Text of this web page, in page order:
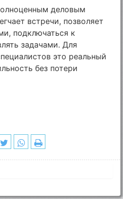
деловым
встречи, позволяет
подключаться к
задачами. Для
это реальный
без потери